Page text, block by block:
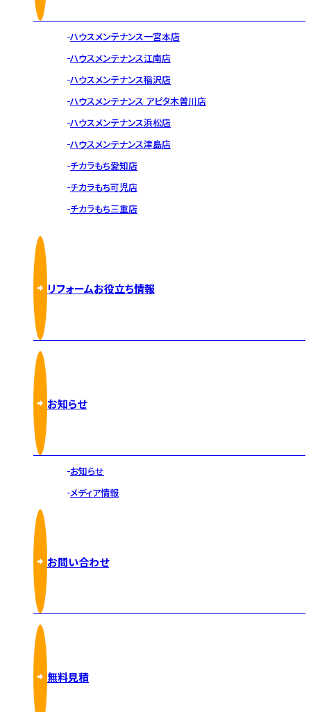
ハウスメンテナンス一宮本店
ハウスメンテナンス江南店
ハウスメンテナンス稲沢店
ハウスメンテナンス アピタ木曽川店
ハウスメンテナンス浜松店
ハウスメンテナンス津島店
チカラもち愛知店
チカラもち可児店
チカラもち三重店
リフォームお役立ち情報
お知らせ
お知らせ
メディア情報
お問い合わせ
無料見積